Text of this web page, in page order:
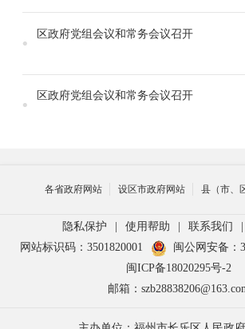
区政府党组会议和常务会议召开
区政府党组会议和常务会议召开
各省政府网站 设区市政府网站 县（市、
隐私保护 使用帮助 联系我们
网站标识码：3501820001
闽公网安备：
闽ICP备18020295号-2
邮箱：